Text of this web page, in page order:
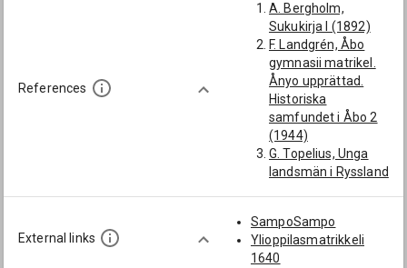
Hämeenlinnan
kirkkoherra;
Hämeenlinna;
Vanaja]
Florin, Johan Gustaf
(1777-1820):
[Vanajan
kirkkoherra;
Hämeenlinnan
kirkkoherra;
Hämeenlinna;
Idman, Israel (1728-
1776):
References
A. Bergholm,
Sukukirja I (1892)
F. Landgrén, Åbo
gymnasii matrikel.
Ånyo upprättad.
Historiska
samfundet i Åbo 2
(1944)
G. Topelius, Unga
landsmän i Ryssland
HYKA, Album 1817–
65
M. Akiander,
External links
SampoSampo
Ylioppilasmatrikkeli
1640